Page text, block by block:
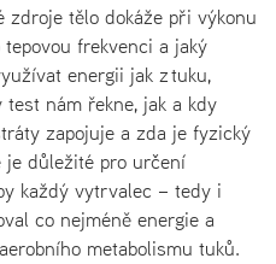
zdroje tělo dokáže při výkonu
frekvenci a jaký
energii jak z tuku,
nám řekne, jak a kdy
zapojuje a zda je fyzický
je důležité pro určení
každý vytrvalec – tedy i
co nejméně energie a
metabolismu tuků.